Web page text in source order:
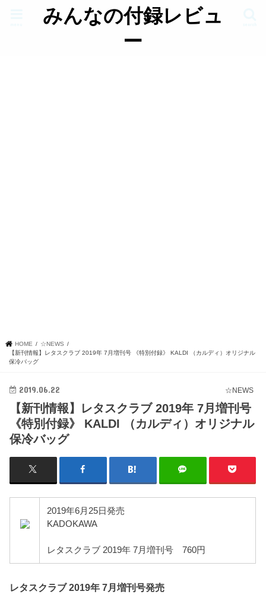
みんなの付録レビュ
ー
HOME
☆NEWS
【新刊情報】レタスクラブ 2019年 7月増刊号 《特別付録》 KALDI （カルディ）オリジナル
保冷バッグ
☆NEWS
2019.06.22
【新刊情報】レタスクラブ 2019年 7月増刊号
《特別付録》 KALDI （カルディ）オリジナル
保冷バッグ
2019年6月25日発売
KADOKAWA
レタスクラブ 2019年 7月増刊号 760円
レタスクラブ 2019年 7月増刊号発売